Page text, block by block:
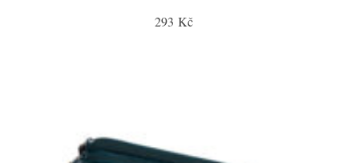
293 Kč